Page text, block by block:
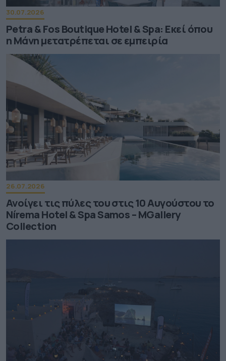
30.07.2026
Petra & Fos Boutique Hotel & Spa: Εκεί όπου
η Μάνη μετατρέπεται σε εμπειρία
26.07.2026
Ανοίγει τις πύλες του στις 10 Αυγούστου το
Nírema Hotel & Spa Samos – MGallery
Collection